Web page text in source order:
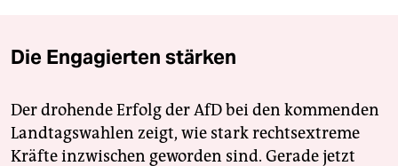
Die Engagierten stärken
Der drohende Erfolg der AfD bei den kommenden
Landtagswahlen zeigt, wie stark rechtsextreme
Kräfte inzwischen geworden sind. Gerade jetzt